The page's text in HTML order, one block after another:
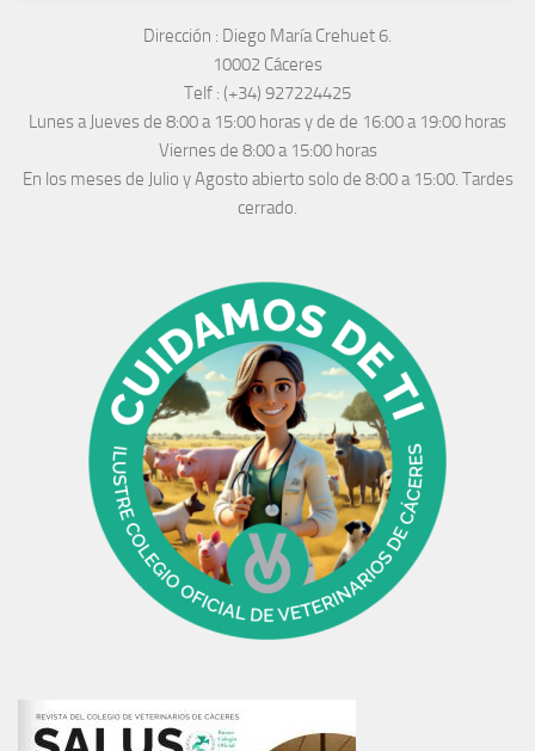
Dirección : Diego María Crehuet 6.
10002 Cáceres
Telf : (+34) 927224425
Lunes a Jueves de 8:00 a 15:00 horas y de de 16:00 a 19:00 horas
Viernes de 8:00 a 15:00 horas
En los meses de Julio y Agosto abierto solo de 8:00 a 15:00. Tardes
cerrado.